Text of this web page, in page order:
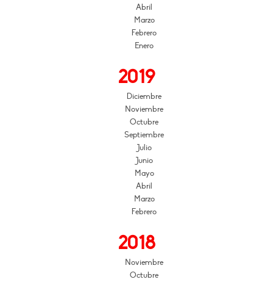
Abril
Marzo
Febrero
Enero
2019
Diciembre
Noviembre
Octubre
Septiembre
Julio
Junio
Mayo
Abril
Marzo
Febrero
2018
Noviembre
Octubre